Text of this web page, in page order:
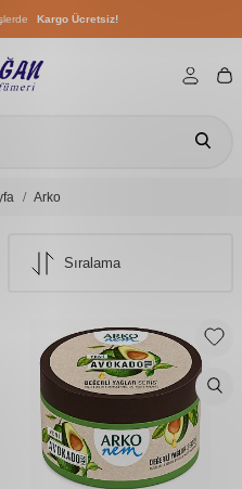
Kargo Ücretsiz!
Arko